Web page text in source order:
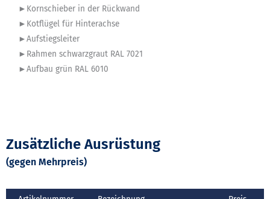
►Kornschieber in der Rückwand
►Kotflügel für Hinterachse
►Aufstiegsleiter
►Rahmen schwarzgraut RAL 7021
►Aufbau grün RAL 6010
Zusätzliche Ausrüstung
(gegen Mehrpreis)